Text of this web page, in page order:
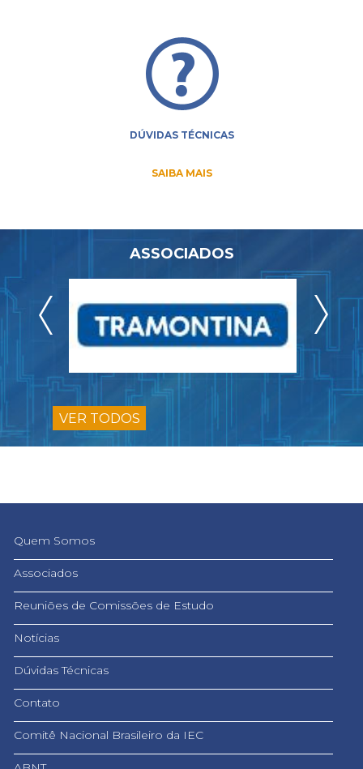
DÚVIDAS TÉCNICAS
SAIBA MAIS
ASSOCIADOS
VER TODOS
Quem Somos
Associados
Reuniões de Comissões de Estudo
Notícias
Dúvidas Técnicas
Contato
Comitê Nacional Brasileiro da IEC